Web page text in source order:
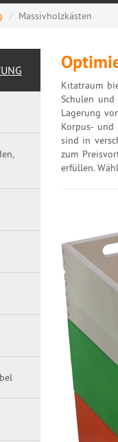
Massivholzkästen
Kitatraum
Schulen
Lagerung
Korpus-
sind in
zum
erfüllen.